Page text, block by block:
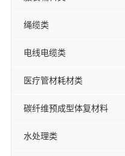
绳缆类
电线电缆类
医疗管材耗材类
碳纤维预成型体复材料
水处理类